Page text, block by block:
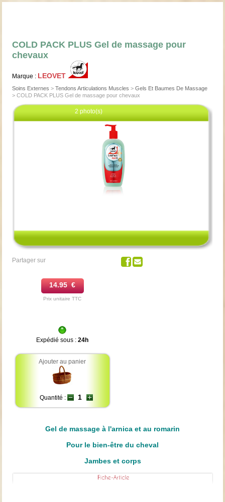
COLD PACK PLUS Gel de massage pour
chevaux
Marque : LEOVET
Soins Externes > Tendons Articulations Muscles > Gels Et Baumes De Massage
> COLD PACK PLUS Gel de massage pour chevaux
2 photo(s)
Partager sur
14.95 €
Prix unitaire TTC
Expédié sous :24h
Ajouter au panier
Quantité :
Gel de massage à l'arnica et au romarin
Pour le bien-être du cheval
Jambes et corps